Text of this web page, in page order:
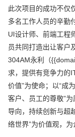
此次项目的成功不仅
多名工作人员的辛勤
UI设计师、前端工程
员共同打造出让客户
304AM永利（
求，提供有竞争力的
价值”为使命；以“成
客户、员工的尊敬”
导向，持续创新与超
络世界”为价值观，